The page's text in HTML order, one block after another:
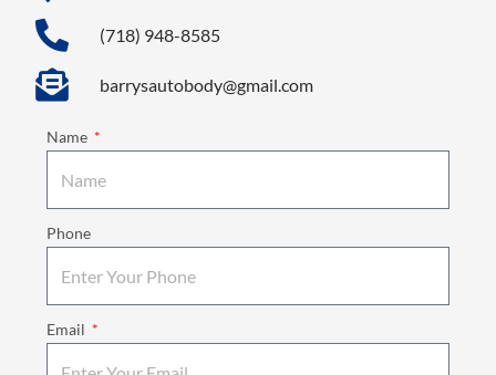
(718) 948-8585
barrysautobody@gmail.com
Name
Phone
Email